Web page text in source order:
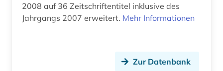
medienwissenschaft (1)
2008 auf 36 Zeitschriftentitel inklusive des
Jahrgangs 2007 erweitert. Mehr Informationen
Zur Datenbank